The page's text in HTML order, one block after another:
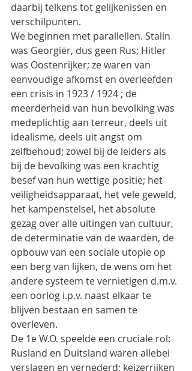
daarbij telkens tot gelijkenissen en
verschilpunten.
We beginnen met parallellen. Stalin
was Georgiër, dus geen Rus; Hitler
was Oostenrijker; ze waren van
eenvoudige afkomst en overleefden
een crisis in 1923 / 1924 ; de
meerderheid van hun bevolking was
medeplichtig aan terreur, deels uit
idealisme, deels uit angst om
zelfbehoud; zowel bij de leiders als
bij de bevolking was een krachtig
besef van hun wettige positie; het
veiligheidsapparaat, het vele geweld,
het kampenstelsel, het absolute
gezag over alle uitingen van cultuur,
de determinatie van de waarden, de
opbouw van een sociale utopie op
een berg van lijken, de wens om het
andere systeem te vernietigen d.m.v.
een oorlog i.p.v. naast elkaar te
blijven bestaan en samen te
overleven.
De 1e W.O. speelde een cruciale rol:
Rusland en Duitsland waren allebei
verslagen en vernederd; keizerrijken